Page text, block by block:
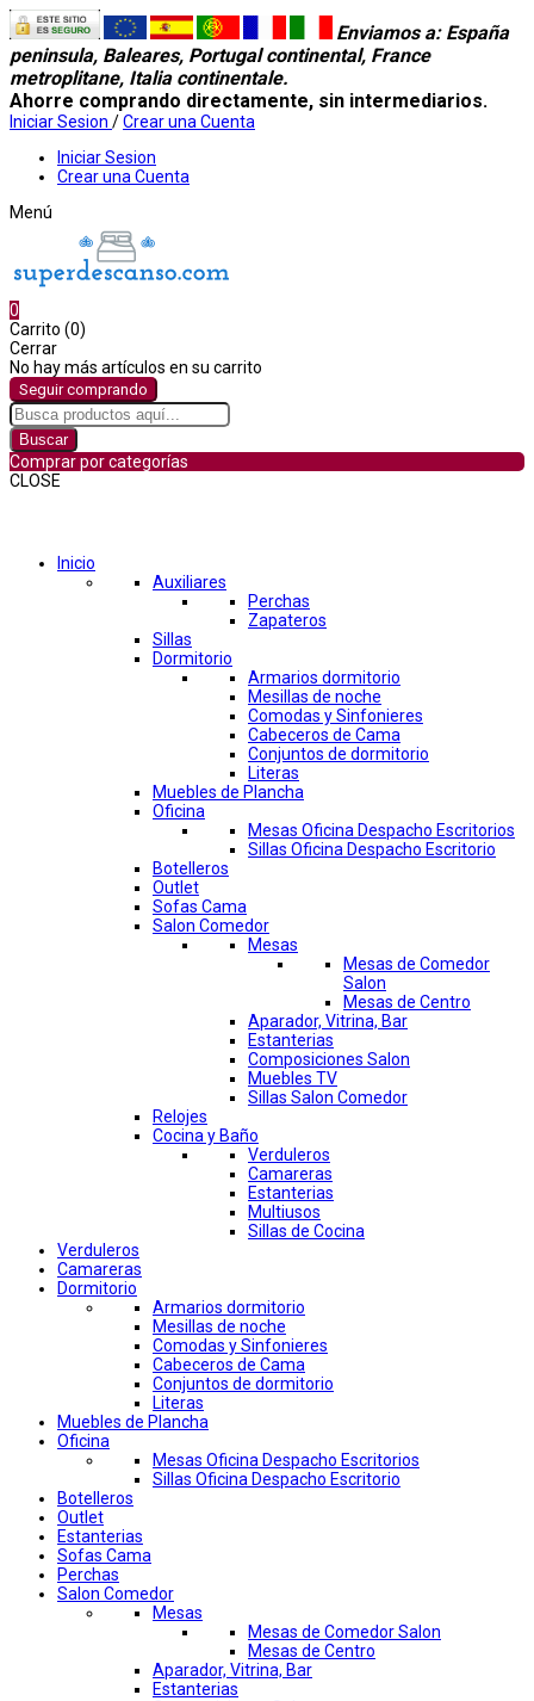
Enviamos a: España
peninsula, Baleares, Portugal continental, France
metroplitane, Italia continentale.
Ahorre comprando directamente, sin intermediarios.
Iniciar Sesion /Crear una Cuenta
Iniciar Sesion
Crear una Cuenta
Menú
0
Carrito (0)
Cerrar
No hay más artículos en su carrito
Seguir comprando
Buscar
Comprar por categorías
CLOSE
Inicio
Auxiliares
Perchas
Zapateros
Sillas
Dormitorio
Armarios dormitorio
Mesillas de noche
Comodas y Sinfonieres
Cabeceros de Cama
Conjuntos de dormitorio
Literas
Muebles de Plancha
Oficina
Mesas Oficina Despacho Escritorios
Sillas Oficina Despacho Escritorio
Botelleros
Outlet
Sofas Cama
Salon Comedor
Mesas
Mesas de Comedor
Salon
Mesas de Centro
Aparador, Vitrina, Bar
Estanterias
Composiciones Salon
Muebles TV
Sillas Salon Comedor
Relojes
Cocina y Baño
Verduleros
Camareras
Estanterias
Multiusos
Sillas de Cocina
Verduleros
Camareras
Dormitorio
Armarios dormitorio
Mesillas de noche
Comodas y Sinfonieres
Cabeceros de Cama
Conjuntos de dormitorio
Literas
Muebles de Plancha
Oficina
Mesas Oficina Despacho Escritorios
Sillas Oficina Despacho Escritorio
Botelleros
Outlet
Estanterias
Sofas Cama
Perchas
Salon Comedor
Mesas
Mesas de Comedor Salon
Mesas de Centro
Aparador, Vitrina, Bar
Estanterias